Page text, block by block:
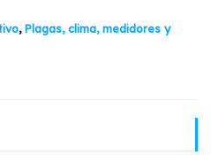
,Plagas, clima, medidores y